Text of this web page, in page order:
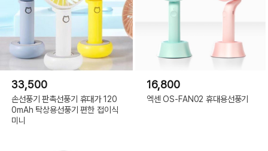
33,500
손선풍기 판촉선풍기 휴대가 120
0mAh 탁상용선풍기 편한 접이식
미니
16,800
엑센 OS-FAN02 휴대용선풍기